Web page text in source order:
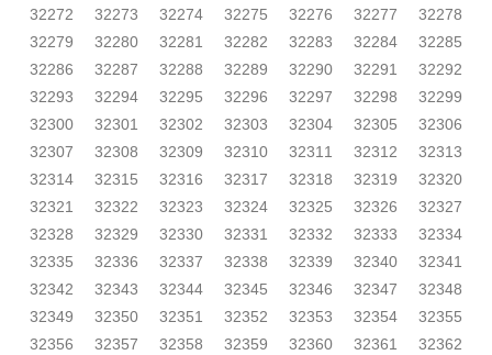
32272
32273 32274 32275 32276 32277
32278
32279
32280 32281 32282 32283 32284
32285
32286
32287 32288 32289 32290 32291
32292
32293
32294 32295 32296 32297 32298
32299
32300
32301 32302 32303 32304 32305
32306
32307
32308 32309 32310 32311 32312
32313
32314
32315 32316 32317 32318 32319
32320
32321
32322 32323 32324 32325 32326
32327
32328
32329 32330 32331 32332 32333
32334
32335
32336 32337 32338 32339 32340
32341
32342
32343 32344 32345 32346 32347
32348
32349
32350 32351 32352 32353 32354
32355
32356
32357 32358 32359 32360 32361
32362